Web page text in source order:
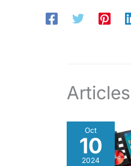
Oct
10
2024